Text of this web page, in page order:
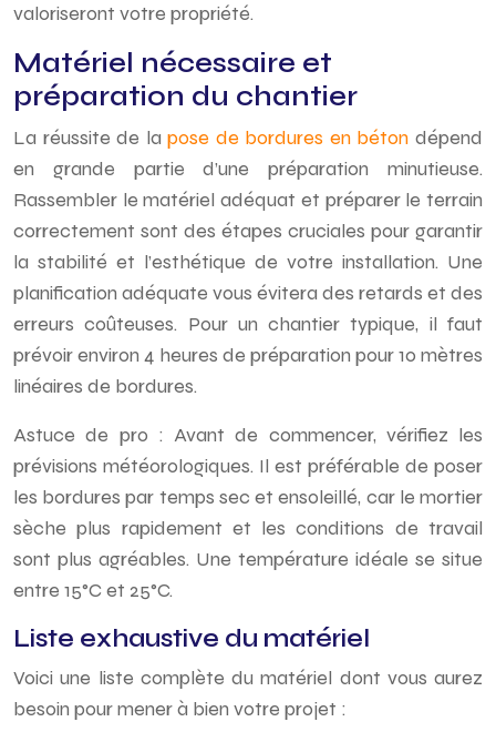
valoriseront votre propriété.
Matériel nécessaire et
préparation du chantier
La réussite de lapose de bordures en bétondépend
en grande partie d’une préparation minutieuse.
Rassembler le matériel adéquat et préparer le terrain
correctement sont des étapes cruciales pour garantir
la stabilité et l’esthétique de votre installation. Une
planification adéquate vous évitera des retards et des
erreurs coûteuses. Pour un chantier typique, il faut
prévoir environ 4 heures de préparation pour 10 mètres
linéaires de bordures.
Astuce de pro : Avant de commencer, vérifiez les
prévisions météorologiques. Il est préférable de poser
les bordures par temps sec et ensoleillé, car le mortier
sèche plus rapidement et les conditions de travail
sont plus agréables. Une température idéale se situe
entre 15°C et 25°C.
Liste exhaustive du matériel
Voici une liste complète du matériel dont vous aurez
besoin pour mener à bien votre projet :